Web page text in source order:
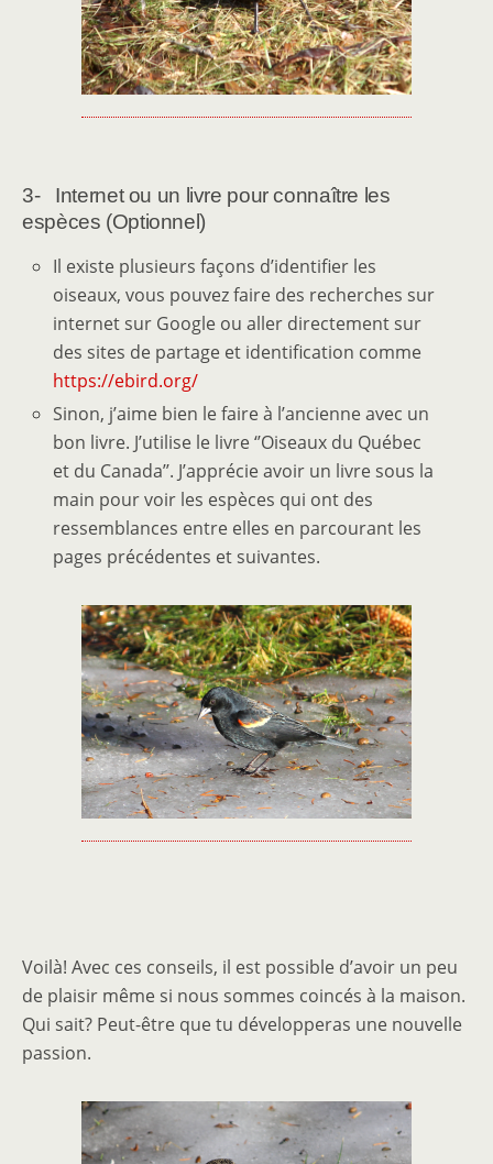
3- Internet ou un livre pour connaître les
espèces (Optionnel)
Il existe plusieurs façons d’identifier les
oiseaux, vous pouvez faire des recherches sur
internet sur Google ou aller directement sur
des sites de partage et identification comme
https://ebird.org/
Sinon, j’aime bien le faire à l’ancienne avec un
bon livre. J’utilise le livre ‘’Oiseaux du Québec
et du Canada’’. J’apprécie avoir un livre sous la
main pour voir les espèces qui ont des
ressemblances entre elles en parcourant les
pages précédentes et suivantes.
Voilà! Avec ces conseils, il est possible d’avoir un peu
de plaisir même si nous sommes coincés à la maison.
Qui sait? Peut-être que tu développeras une nouvelle
passion.